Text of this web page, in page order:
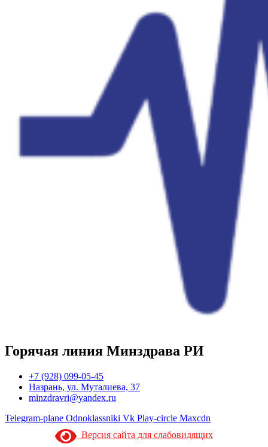
Горячая линия Минздрава РИ
+7 (928) 099-05-45
Назрань, ул. Муталиева, 37
minzdravri@yandex.ru
Telegram-plane Odnoklassniki Vk Play-circle Maxcdn
Версия сайта для слабовидящих